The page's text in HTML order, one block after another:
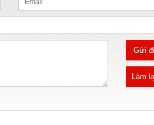
Gửi đi
Làm